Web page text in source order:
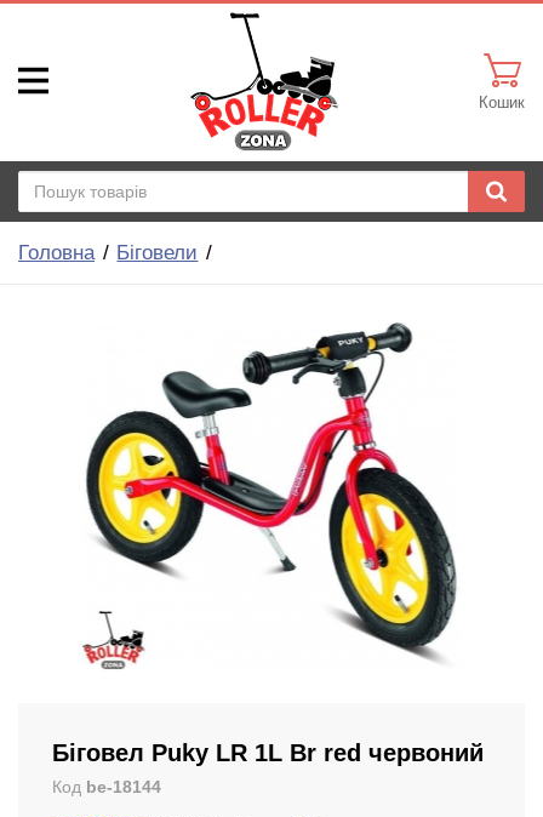
Кошик
Головна Біговели
Біговел Puky LR 1L Br red червоний
Код be-18144